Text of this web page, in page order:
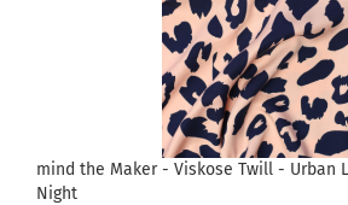
mind the Maker - Viskose Twill - Urban
Night